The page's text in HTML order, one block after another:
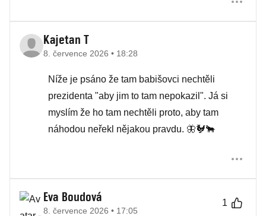
Kajetan T
8. července 2026 • 18:28
Níže je psáno že tam babišovci nechtěli
prezidenta "aby jim to tam nepokazil". Já si
myslím že ho tam nechtěli proto, aby tam
náhodou neřekl nějakou pravdu. 🦋🐓🐂
Eva Boudová
8. července 2026 • 17:05
1